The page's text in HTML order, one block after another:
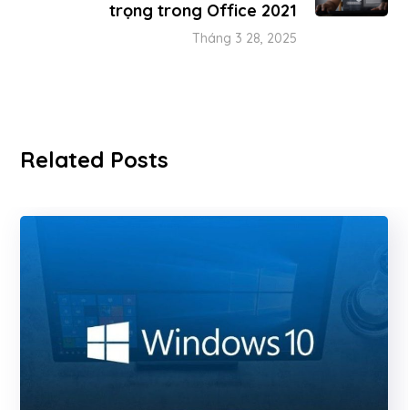
trọng trong Office 2021
Tháng 3 28, 2025
Related Posts